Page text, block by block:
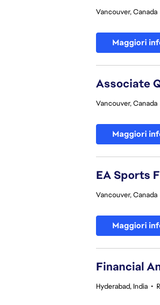
Vancouver, Canada
Maggiori
Associate
Vancouver, Canada
Maggiori
EA Sports
Vancouver, Canada
Maggiori
Financial
Hyderabad, India •